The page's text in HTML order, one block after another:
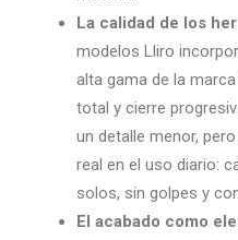
La calidad de los
modelos Lliro
alta gama de la marca
total y cierre
un detalle menor,
real en el uso diario:
solos, sin golpes y
El acabado como